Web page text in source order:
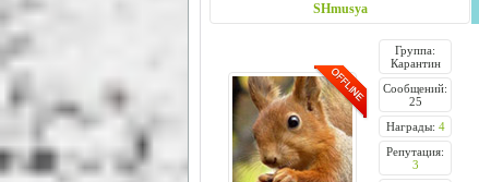
SHmusya
Группа:
Карантин
Сообщений:
25
Награды: 4
Репутация:
3